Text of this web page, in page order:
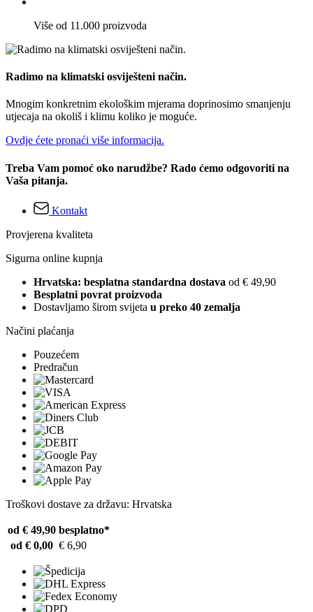
Više od 11.000 proizvoda
Radimo na klimatski osviješteni način.
Mnogim konkretnim ekološkim mjerama doprinosimo smanjenju
utjecaja na okoliš i klimu koliko je moguće.
Ovdje ćete pronaći više informacija.
Treba Vam pomoć oko narudžbe? Rado ćemo odgovoriti na
Vaša pitanja.
Kontakt
Provjerena kvaliteta
Sigurna online kupnja
Hrvatska: besplatna standardna dostava od € 49,90
Besplatni povrat proizvoda
Dostavljamo širom svijeta u preko 40 zemalja
Načini plaćanja
Pouzećem
Predračun
Troškovi dostave za državu: Hrvatska
od € 49,90 besplatno*
od € 0,00 € 6,90